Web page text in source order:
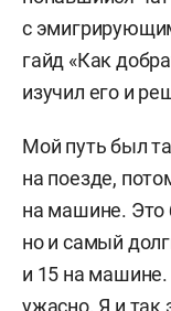
с
гайд «Как
изучил его и
Мой путь был
на поезде,
на машине.
но и самый
и 15 на